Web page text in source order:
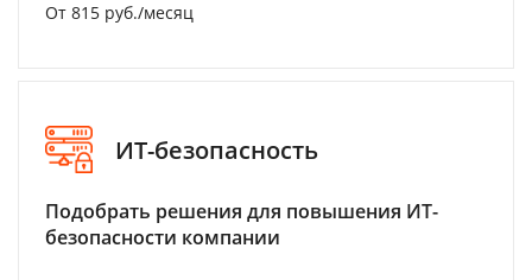
От 815 руб./месяц
ИТ-безопасность
Подобрать решения для повышения ИТ-
безопасности компании